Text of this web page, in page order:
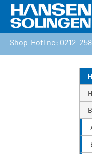
Shop-Hotline: 0212-